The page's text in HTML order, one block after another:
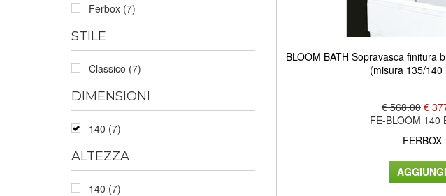
Ferbox (7)
STILE
Classico (7)
DIMENSIONI
140 (7)
ALTEZZA
140 (7)
BLOOM BATH Sopravasca finitura
(misura 135/140
€ 568.00 €
FE-BLOOM 140
FERBOX